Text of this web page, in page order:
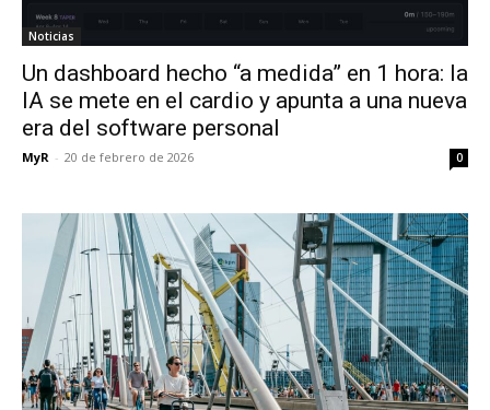
Noticias
Un dashboard hecho “a medida” en 1 hora: la
IA se mete en el cardio y apunta a una nueva
era del software personal
MyR - 20 de febrero de 2026 0